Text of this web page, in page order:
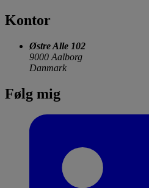
Kontor
Østre Alle 102
9000 Aalborg
Danmark
Følg mig